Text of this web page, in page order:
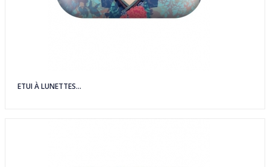
ETUI À LUNETTES...